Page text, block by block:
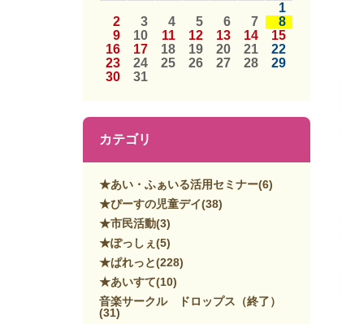
1
2
3 4 5 6 7
8
9
10 11 12 13 14
15
16
17 18 19 20 21
22
23
24 25 26 27 28
29
30
31
カテゴリ
★あい・ふぁいる活用セミナー(6)
★ぴーすの児童デイ(38)
★市民活動(3)
★ぽっしぇ (5)
★ぱれっと(228)
★あいすて(10)
音楽サークル ドロップス（終了）
(31)